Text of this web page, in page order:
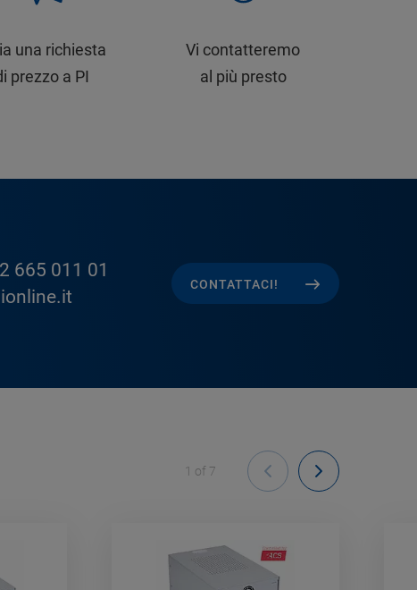
una richiesta
prezzo a PI
Vi contatteremo
al più presto
665 011 01
CONTATTACI!
1 of 7